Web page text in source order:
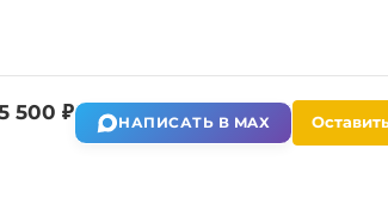
500 ₽ НАПИСАТЬ В MAX